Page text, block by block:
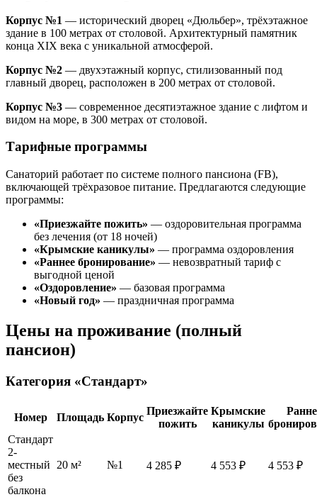
Корпус №1 — исторический дворец «Дюльбер», трёхэтажное
здание в 100 метрах от столовой. Архитектурный памятник
конца XIX века с уникальной атмосферой.
Корпус №2 — двухэтажный корпус, стилизованный под
главный дворец, расположен в 200 метрах от столовой.
Корпус №3 — современное десятиэтажное здание с лифтом и
видом на море, в 300 метрах от столовой.
Тарифные программы
Санаторий работает по системе полного пансиона (FB),
включающей трёхразовое питание. Предлагаются следующие
программы:
«Приезжайте пожить» — оздоровительная программа
без лечения (от 18 ночей)
«Крымские каникулы» — программа оздоровления
«Раннее бронирование» — невозвратный тариф с
выгодной ценой
«Оздоровление» — базовая программа
«Новый год» — праздничная программа
Цены на проживание (полный
пансион)
Категория «Стандарт»
Номер Площадь Корпус
Приезжайте
пожить
Крымские
каникулы
Стандарт
2-
местный
без
балкона
20 м² №1 4 285 ₽ 4 553 ₽ 4 553 ₽